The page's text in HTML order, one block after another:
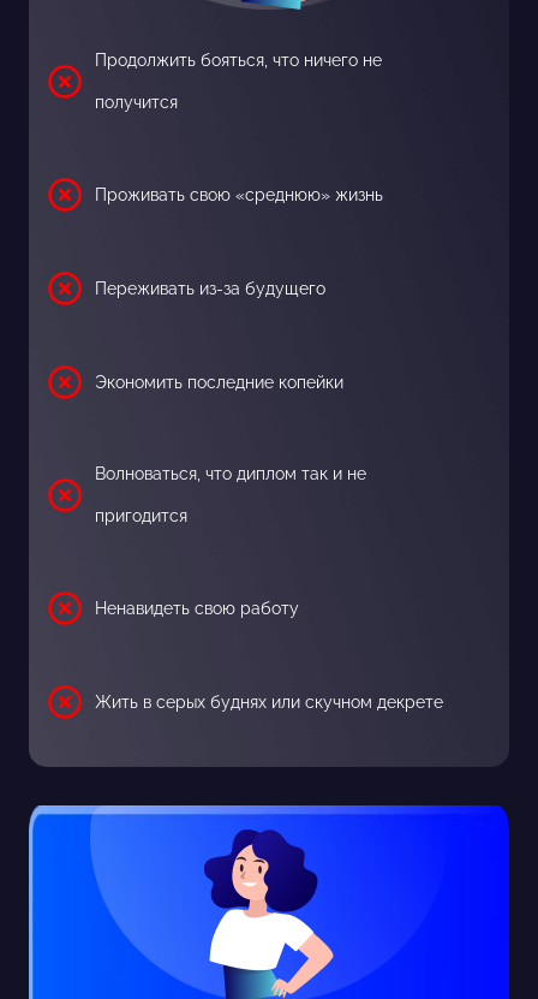
Продолжить бояться, что ничего не
получится
Проживать свою «среднюю» жизнь
Переживать из-за будущего
Экономить последние копейки
Волноваться, что диплом так и не
пригодится
Ненавидеть свою работу
Жить в серых буднях или скучном декрете